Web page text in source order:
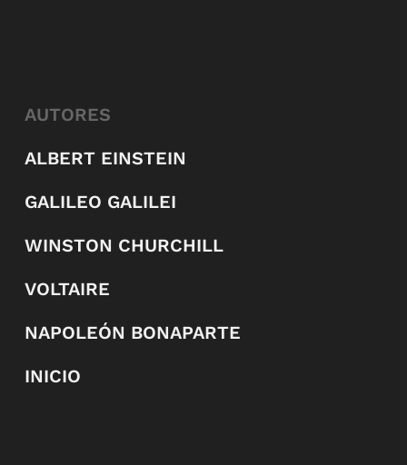
AUTORES
ALBERT EINSTEIN
GALILEO GALILEI
WINSTON CHURCHILL
VOLTAIRE
NAPOLEÓN BONAPARTE
INICIO